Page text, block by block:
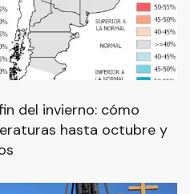
del invierno: cómo
hasta octubre y